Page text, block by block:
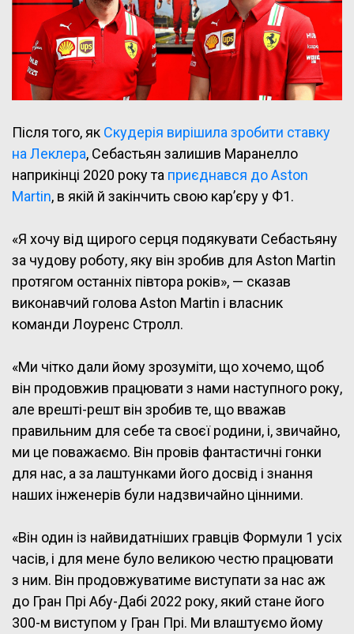
Після того, як Скудерія вирішила зробити ставку
на Леклера, Себастьян залишив Маранелло
наприкінці 2020 року та приєднався до Aston
Martin, в якій й закінчить свою кар’єру у Ф1.
«Я хочу від щирого серця подякувати Себастьяну
за чудову роботу, яку він зробив для Aston Martin
протягом останніх півтора років», — сказав
виконавчий голова Aston Martin і власник
команди Лоуренс Стролл.
«Ми чітко дали йому зрозуміти, що хочемо, щоб
він продовжив працювати з нами наступного року,
але врешті-решт він зробив те, що вважав
правильним для себе та своєї родини, і, звичайно,
ми це поважаємо. Він провів фантастичні гонки
для нас, а за лаштунками його досвід і знання
наших інженерів були надзвичайно цінними.
«Він один із найвидатніших гравців Формули 1 усіх
часів, і для мене було великою честю працювати
з ним. Він продовжуватиме виступати за нас аж
до Гран Прі Абу-Дабі 2022 року, який стане його
300-м виступом у Гран Прі. Ми влаштуємо йому